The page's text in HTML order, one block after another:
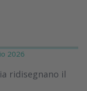
2026
ridisegnano il